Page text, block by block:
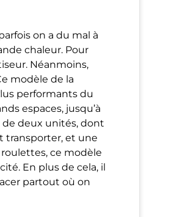
on a du mal à
chaleur. Pour
Néanmoins,
modèle de la
performants du
espaces, jusqu’à
de deux unités, dont
transporter, et une
ce modèle
En plus de cela, il
partout où on